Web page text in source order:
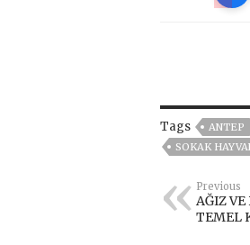
Tags ANTEP
SOKAK
Previous
AĞIZ
TEMEL